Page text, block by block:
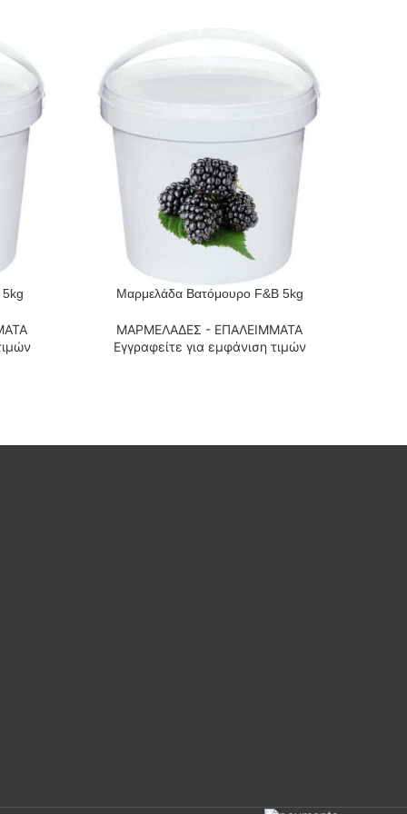
ΔΙΑΒΆΣΤΕ ΠΕΡΙΣΣΌΤΕΡΑ
Μαρμελάδα Βατόμουρο F&B 5kg
ΜΑΡΜΕΛΑΔΕΣ - ΕΠΑΛΕΙΜΜΑΤΑ
Εγγραφείτε για εμφάνιση τιμών